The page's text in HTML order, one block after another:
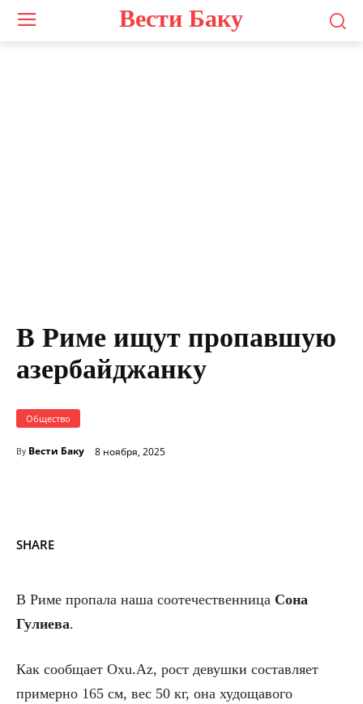
Вести Баку
В Риме ищут пропавшую
азербайджанку
Общество
By Вести Баку 8 ноября, 2025
SHARE
В Риме пропала наша соотечественница Сона
Гулиева.
Как сообщает Oxu.Az, рост девушки составляет
примерно 165 см, вес 50 кг, она худощавого